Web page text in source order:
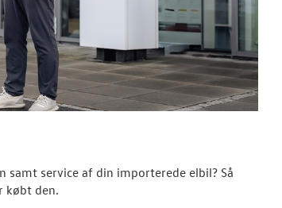
service af din importerede elbil? Så
købt den.